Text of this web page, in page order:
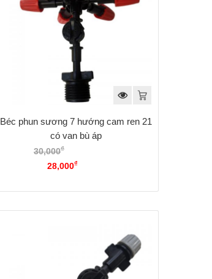
Béc phun sương 7 hướng cam ren 21
có van bù áp
30,000₫
30,000₫.28,000₫